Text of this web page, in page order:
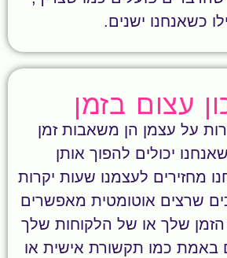
כשאנחנו ישנים.
עצום בזמן
על עצמן הן משאבות זמן
יכולים להפוך אותן
מחזירים לעצמנו שעות יקרות
שרצים אוטומטית מאפשרים
שלך או של הלקוחות שלך
באמת כמו תקשורת אישית או